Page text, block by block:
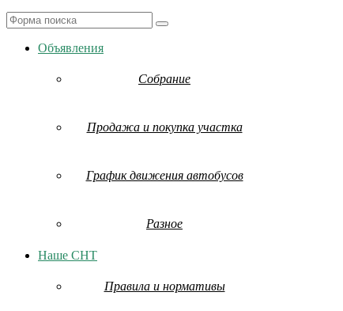
Search
Объявления
Собрание
Продажа и покупка участка
График движения автобусов
Разное
Наше СНТ
Правила и нормативы